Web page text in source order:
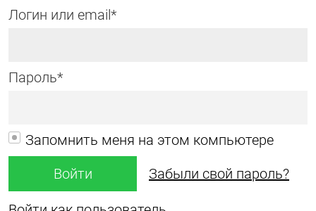
Логин или email*
Пароль*
Запомнить меня на этом компьютере
Забыли свой пароль?